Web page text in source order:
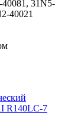
31N5-
40021